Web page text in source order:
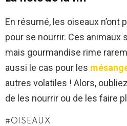
En résumé, les oiseaux n’ont
pour se nourrir. Ces animaux
mais gourmandise rime
aussi le cas pour les
autres volatiles ! Alors,
de les nourrir ou de les faire
OISEAUX